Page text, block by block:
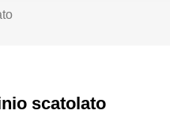
scatolato